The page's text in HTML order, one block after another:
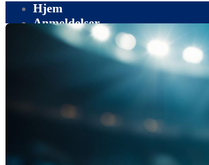
Hjem
Anmeldelser
Blogg
Kontakt oss